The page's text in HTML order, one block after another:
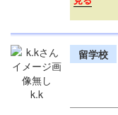
k.k
留学校